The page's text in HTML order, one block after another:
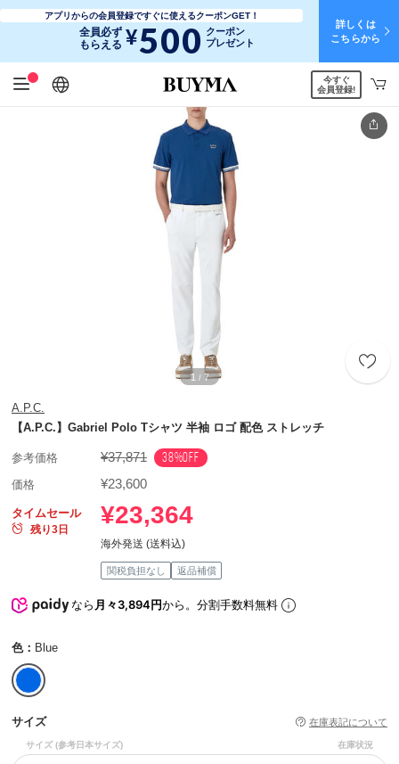
アプリからの会員登録ですぐに使えるクーポンGET！
全員必ず
もらえる ¥500 クーポン
プレゼント
詳しくは
こちらから
日本語
English
简体中文
繁體中文
今すぐ
会員登録!
1 / 7
A.P.C.
【A.P.C.】Gabriel Polo Tシャツ 半袖 ロゴ 配色 ストレッチ
参考価格 ¥37,871 38%OFF
価格 ¥23,600
タイムセール
残り3日
¥23,364
海外発送 (送料込)
関税負担なし 返品補償
なら月々3,894円から。分割手数料無料
色： Blue
サイズ 在庫表記について
サイズ (参考日本サイズ) 在庫状況